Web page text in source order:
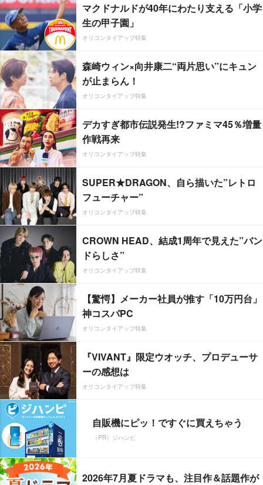
マクドナルドが40年にわたり支える「小学
生の甲子園」
オリコンタイアップ特集
森崎ウィン×向井康二“両片思い”にキュン
が止まらん！
オリコンタイアップ特集
デカすぎ都市伝説発生!?ファミマ45％増量
作戦再来
オリコンタイアップ特集
SUPER★DRAGON、自ら描いた”レトロ
フューチャー”
オリコンタイアップ特集
CROWN HEAD、結成1周年で見えた”バン
ドらしさ”
オリコンタイアップ特集
【驚愕】メーカー社員が推す「10万円台」
神コスパPC
オリコンタイアップ特集
『VIVANT』限定ウオッチ、プロデューサ
ーの感想は
オリコンタイアップ特集
自販機にピッ！ですぐに買えちゃう
（PR）ジハンピ
2026年7月夏ドラマも、注目作＆話題作が